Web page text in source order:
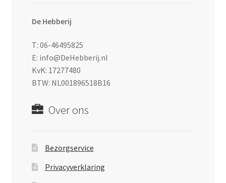
De Hebberij
T: 06-46495825
E: info@DeHebberij.nl
KvK: 17277480
BTW: NL001896518B16
Over ons
Bezorgservice
Privacyverklaring